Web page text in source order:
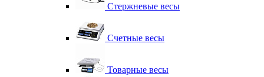
Стержневые весы
Счетные весы
Товарные весы